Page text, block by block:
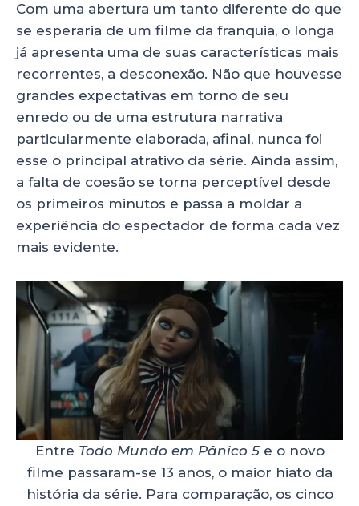
Com uma abertura um tanto diferente do que
se esperaria de um filme da franquia, o longa
já apresenta uma de suas características mais
recorrentes, a desconexão. Não que houvesse
grandes expectativas em torno de seu
enredo ou de uma estrutura narrativa
particularmente elaborada, afinal, nunca foi
esse o principal atrativo da série. Ainda assim,
a falta de coesão se torna perceptível desde
os primeiros minutos e passa a moldar a
experiência do espectador de forma cada vez
mais evidente.
Entre Todo Mundo em Pânico 5e o novo
filme passaram-se 13 anos, o maior hiato da
história da série. Para comparação, os cinco